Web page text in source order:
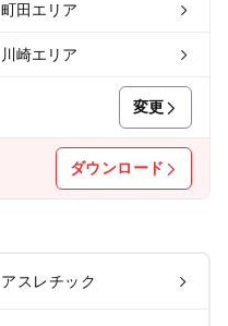
町田エリア
川崎エリア
変更
ダウンロード
アスレチック